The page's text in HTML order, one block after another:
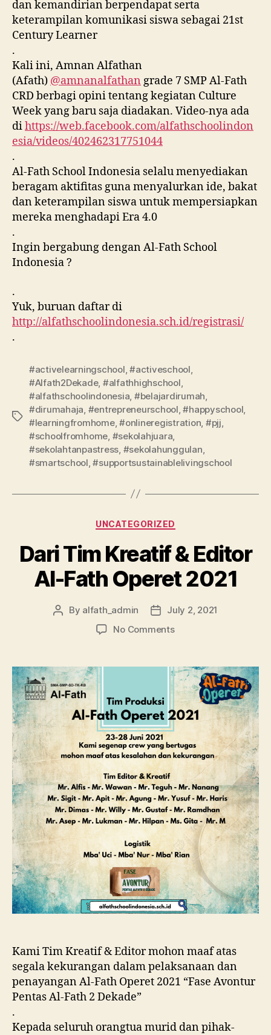
dan kemandirian berpendapat serta
keterampilan komunikasi siswa sebagai 21st
Century Learner
.
Kali ini, Amnan Alfathan
(Afath) @amnanalfathan grade 7 SMP Al-Fath
CRD berbagi opini tentang kegiatan Culture
Week yang baru saja diadakan. Video-nya ada
dihttps://web.facebook.com/alfathschoolindon
esia/videos/402462317751044
.
Al-Fath School Indonesia selalu menyediakan
beragam aktifitas guna menyalurkan ide, bakat
dan keterampilan siswa untuk mempersiapkan
mereka menghadapi Era 4.0
.
Ingin bergabung dengan Al-Fath School
Indonesia ?
.
Yuk, buruan daftar di
http://alfathschoolindonesia.sch.id/registrasi/
.
#activelearningschool ,#activeschool
#Alfath2Dekade, #alfathhighschool
#alfathschoolindonesia #belajardirumah
#dirumahaja #entrepreneurschool ,#happyschool
#learningfromhome,#onlineregistration #pjj
#schoolfromhome #sekolahjuara
#sekolahtanpastress #sekolahunggulan
#smartschool ,#supportsustainablelivingschool
UNCATEGORIZED
Dari Tim Kreatif & Editor
Al-Fath Operet 2021
By alfath_admin
July 2, 2021
No Comments
Kami Tim Kreatif & Editor mohon maaf atas
segala kekurangan dalam pelaksanaan dan
penayangan Al-Fath Operet 2021 “Fase Avontur
Pentas Al-Fath 2 Dekade”
.
Kepada seluruh orangtua murid dan pihak-